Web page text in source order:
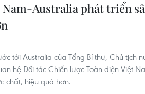
Australia phát triển
tới Australia của Tổng Bí thư, Chủ tịch
hệ Đối tác Chiến lược Toàn diện Việt
chất, hiệu quả hơn.